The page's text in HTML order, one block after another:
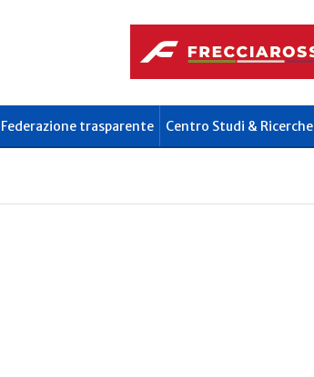
Federazione trasparente Centro Studi & Ricerche